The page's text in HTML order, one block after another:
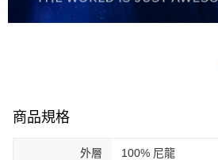
商品規格
外層 100% 尼龍